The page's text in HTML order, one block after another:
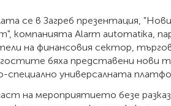
се в Загреб презентация,
компанията Alarm automatika,
на финансовия сектор,
бяха представени нови
специално универсалната
на мероприятието безе